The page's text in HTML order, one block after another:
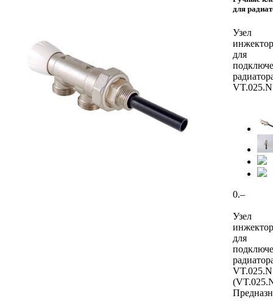
для
Узел
для
VT.025.N
0.–
Узел
для
VT.025.N